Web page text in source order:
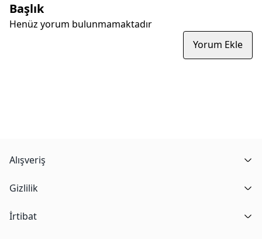
Başlık
Henüz yorum bulunmamaktadır
Yorum Ekle
Alışveriş
Gizlilik
İrtibat